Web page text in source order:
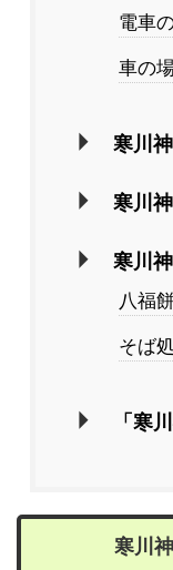
電車
車の
寒川
寒川
寒川
八福
そば
「寒
寒川